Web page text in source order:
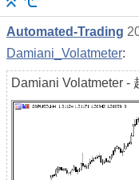
Automated-Trading
Damiani_Volatmeter:
Damiani Volatmeter -